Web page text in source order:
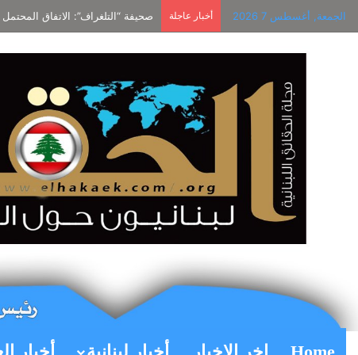
الجمعة, أغسطس 7 2026 أخبار عاجلة صحيفة “التلغراف”: الاتفاق